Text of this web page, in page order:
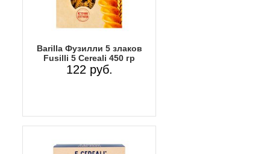
Barilla Фузилли 5 злаков
Fusilli 5 Cereali 450 гр
122 руб.